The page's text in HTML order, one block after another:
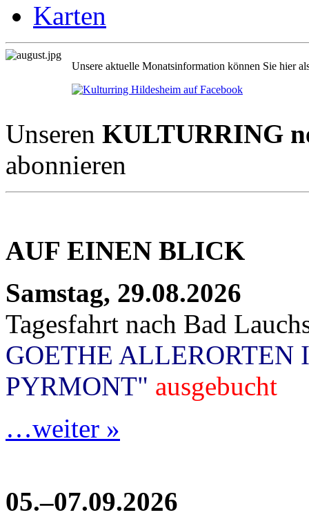
Karten
Unsere aktuelle Monatsinformation können Sie hier
Unseren KULTURRING
abonnieren
AUF EINEN BLICK
Samstag, 29.08.2026
Tagesfahrt nach Bad
GOETHE ALLERORTEN
PYRMONT" ausgebucht
…weiter »
05.–07.09.2026